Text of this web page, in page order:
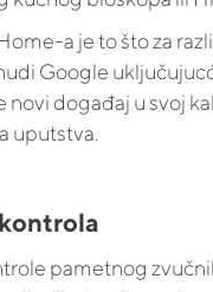
a je to što za
Google
događaj u svoj
uputstva.
pametnog